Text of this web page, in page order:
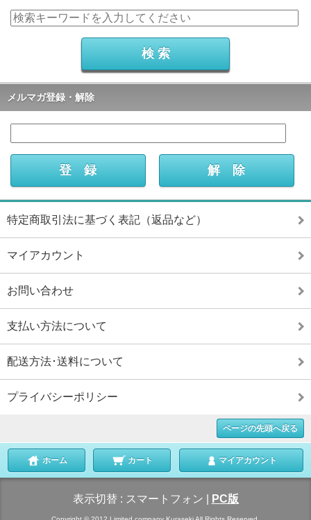
メルマガ登録・解除
特定商取引法に基づく表記（返品など）
マイアカウント
お問い合わせ
支払い方法について
配送方法･送料について
プライバシーポリシー
ページの先頭へ戻る
ホーム カート マイアカウント
表示切替 : スマートフォン PC版